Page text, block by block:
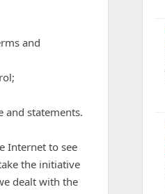
and
and statements.
Internet to see
the initiative
dealt with the